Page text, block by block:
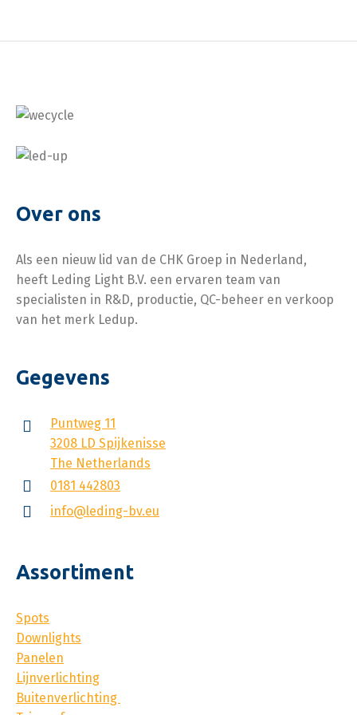
lichtlijn, inclusief 3
instelbaar.
opbouw direct tegen
Montage beugel voor T
profielen van een
systeem profiel.
draadeind om stevige
garanderen wanneer
er wind door de hal
waait. De lichtlijnen
zullen niet gaan
bewegen.
Narrow beam, Narrow
noodmodule.
Over ons
Als een nieuw lid van de CHK Groep in Nederland,
heeft Leding Light B.V. een ervaren team van
specialisten in R&D, productie, QC-beheer en verkoop
van het merk Ledup.
Gegevens
Puntweg 11
3208 LD Spijkenisse
The Netherlands
0181 442803
info@leding-bv.eu
Assortiment
Spots
Downlights
Panelen
Lijnverlichting
Buitenverlichting